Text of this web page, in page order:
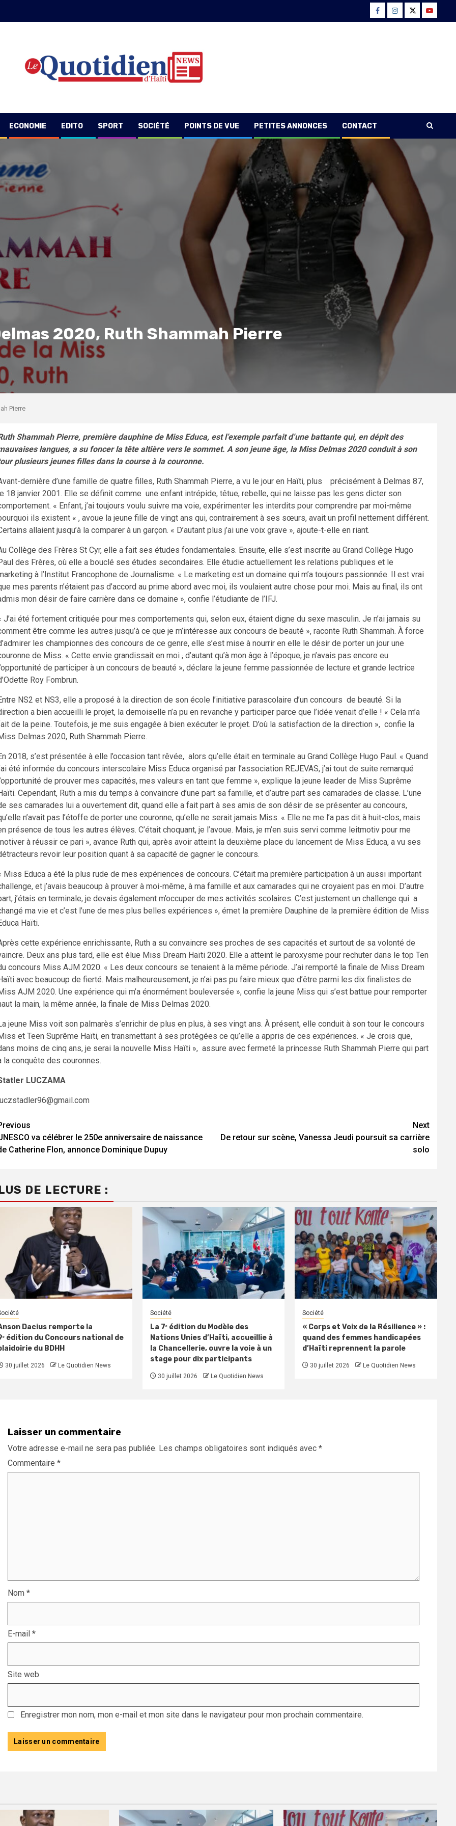
Facebook
Instagram
TwitterYoutube
ECONOMIE EDITO SPORT SOCIÉTÉ POINTS DE VUE PETITES ANNONCES CONTACT
2020, Ruth Shammah Pierre
Pierre
Shammah Pierre, première dauphine de Miss Educa, est l’exemple parfait d’une battante qui, en dépit des
langues, a su foncer la tête altière vers le sommet. A son jeune âge, la Miss Delmas 2020 conduit à son
plusieurs jeunes filles dans la course à la couronne.
dernière d’une famille de quatre filles, Ruth Shammah Pierre, a vu le jour en Haïti, plus précisément à Delmas 87,
18 janvier 2001. Elle se définit comme une enfant intrépide, têtue, rebelle, qui ne laisse pas les gens dicter son
« Enfant, j’ai toujours voulu suivre ma voie, expérimenter les interdits pour comprendre par moi-même
ils existent « , avoue la jeune fille de vingt ans qui, contrairement à ses sœurs, avait un profil nettement différent.
allaient jusqu’à la comparer à un garçon. « D’autant plus j’ai une voix grave », ajoute-t-elle en riant.
Collège des Frères St Cyr, elle a fait ses études fondamentales. Ensuite, elle s’est inscrite au Grand Collège Hugo
des Frères, où elle a bouclé ses études secondaires. Elle étudie actuellement les relations publiques et le
à l’Institut Francophone de Journalisme. « Le marketing est un domaine qui m’a toujours passionnée. Il est vrai
mes parents n’étaient pas d’accord au prime abord avec moi, ils voulaient autre chose pour moi. Mais au final, ils ont
mon désir de faire carrière dans ce domaine », confie l’étudiante de l’IFJ.
J’ai été fortement critiquée pour mes comportements qui, selon eux, étaient digne du sexe masculin. Je n’ai jamais su
être comme les autres jusqu’à ce que je m’intéresse aux concours de beauté », raconte Ruth Shammah. À force
les championnes des concours de ce genre, elle s’est mise à nourrir en elle le désir de porter un jour une
de Miss. « Cette envie grandissait en moi , d’autant qu’à mon âge à l’époque, je n’avais pas encore eu
de participer à un concours de beauté », déclare la jeune femme passionnée de lecture et grande lectrice
Roy Fombrun.
NS2 et NS3, elle a proposé à la direction de son école l’initiative parascolaire d’un concours de beauté. Si la
a bien accueilli le projet, la demoiselle n’a pu en revanche y participer parce que l’idée venait d’elle ! « Cela m’a
de la peine. Toutefois, je me suis engagée à bien exécuter le projet. D’où la satisfaction de la direction », confie la
Delmas 2020, Ruth Shammah Pierre.
2018, s’est présentée à elle l’occasion tant rêvée, alors qu’elle était en terminale au Grand Collège Hugo Paul. « Quand
été informée du concours interscolaire Miss Educa organisé par l’association REJEVAS, j’ai tout de suite remarqué
de prouver mes capacités, mes valeurs en tant que femme », explique la jeune leader de Miss Suprême
Cependant, Ruth a mis du temps à convaincre d’une part sa famille, et d’autre part ses camarades de classe. L’une
ses camarades lui a ouvertement dit, quand elle a fait part à ses amis de son désir de se présenter au concours,
n’avait pas l’étoffe de porter une couronne, qu’elle ne serait jamais Miss. « Elle ne me l’a pas dit à huit-clos, mais
présence de tous les autres élèves. C’était choquant, je l’avoue. Mais, je m’en suis servi comme leitmotiv pour me
à réussir ce pari », avance Ruth qui, après avoir atteint la deuxième place du lancement de Miss Educa, a vu ses
revoir leur position quant à sa capacité de gagner le concours.
Miss Educa a été la plus rude de mes expériences de concours. C’était ma première participation à un aussi important
et j’avais beaucoup à prouver à moi-même, à ma famille et aux camarades qui ne croyaient pas en moi. D’autre
j’étais en terminale, je devais également m’occuper de mes activités scolaires. C’est justement un challenge qui a
ma vie et c’est l’une de mes plus belles expériences », émet la première Dauphine de la première édition de Miss
Haïti.
cette expérience enrichissante, Ruth a su convaincre ses proches de ses capacités et surtout de sa volonté de
Deux ans plus tard, elle est élue Miss Dream Haïti 2020. Elle a atteint le paroxysme pour rechuter dans le top Ten
concours Miss AJM 2020. « Les deux concours se tenaient à la même période. J’ai remporté la finale de Miss Dream
avec beaucoup de fierté. Mais malheureusement, je n’ai pas pu faire mieux que d’être parmi les dix finalistes de
AJM 2020. Une expérience qui m’a énormément bouleversée », confie la jeune Miss qui s’est battue pour remporter
la main, la même année, la finale de Miss Delmas 2020.
jeune Miss voit son palmarès s’enrichir de plus en plus, à ses vingt ans. À présent, elle conduit à son tour le concours
et Teen Suprême Haïti, en transmettant à ses protégées ce qu’elle a appris de ces expériences. « Je crois que,
moins de cinq ans, je serai la nouvelle Miss Haïti », assure avec fermeté la princesse Ruth Shammah Pierre qui part
la conquête des couronnes.
LUCZAMA
va célébrer le 250e anniversaire de naissance
Catherine Flon, annonce Dominique Dupuy
Next
De retour sur scène, Vanessa Jeudi poursuit sa carrière
solo
DE LECTURE :
Dacius remporte la
édition du Concours national de
du BDHH
30 juillet 2026 Le Quotidien News
Société
La 7ᵉ édition du Modèle des
Nations Unies d’Haïti, accueillie à
la Chancellerie, ouvre la voie à un
stage pour dix participants
30 juillet 2026 Le Quotidien News
Société
« Corps et Voix de la Résilience » :
quand des femmes handicapées
d’Haïti reprennent la parole
30 juillet 2026 Le Quotidien News
Laisser un commentaire
Votre adresse e-mail ne sera pas publiée. Les champs obligatoires sont indiqués avec *
Commentaire *
Nom *
E-mail *
Site web
Enregistrer mon nom, mon e-mail et mon site dans le navigateur pour mon prochain commentaire.